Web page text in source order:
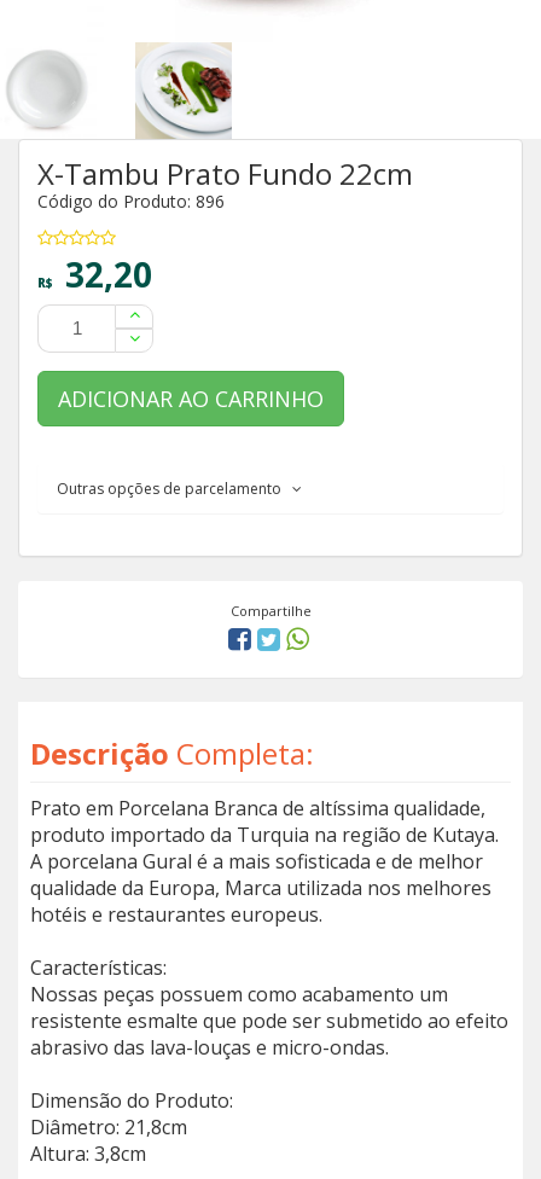
X-Tambu Prato Fundo 22cm
Código do Produto: 896
R$ 32,20
ADICIONAR AO CARRINHO
Outras opções de parcelamento
Compartilhe
Descrição Completa:
Prato em Porcelana Branca de altíssima qualidade,
produto importado da Turquia na região de Kutaya.
A porcelana Gural é a mais sofisticada e de melhor
qualidade da Europa, Marca utilizada nos melhores
hotéis e restaurantes europeus.
Características:
Nossas peças possuem como acabamento um
resistente esmalte que pode ser submetido ao efeito
abrasivo das lava-louças e micro-ondas.
Dimensão do Produto:
Diâmetro: 21,8cm
Altura: 3,8cm